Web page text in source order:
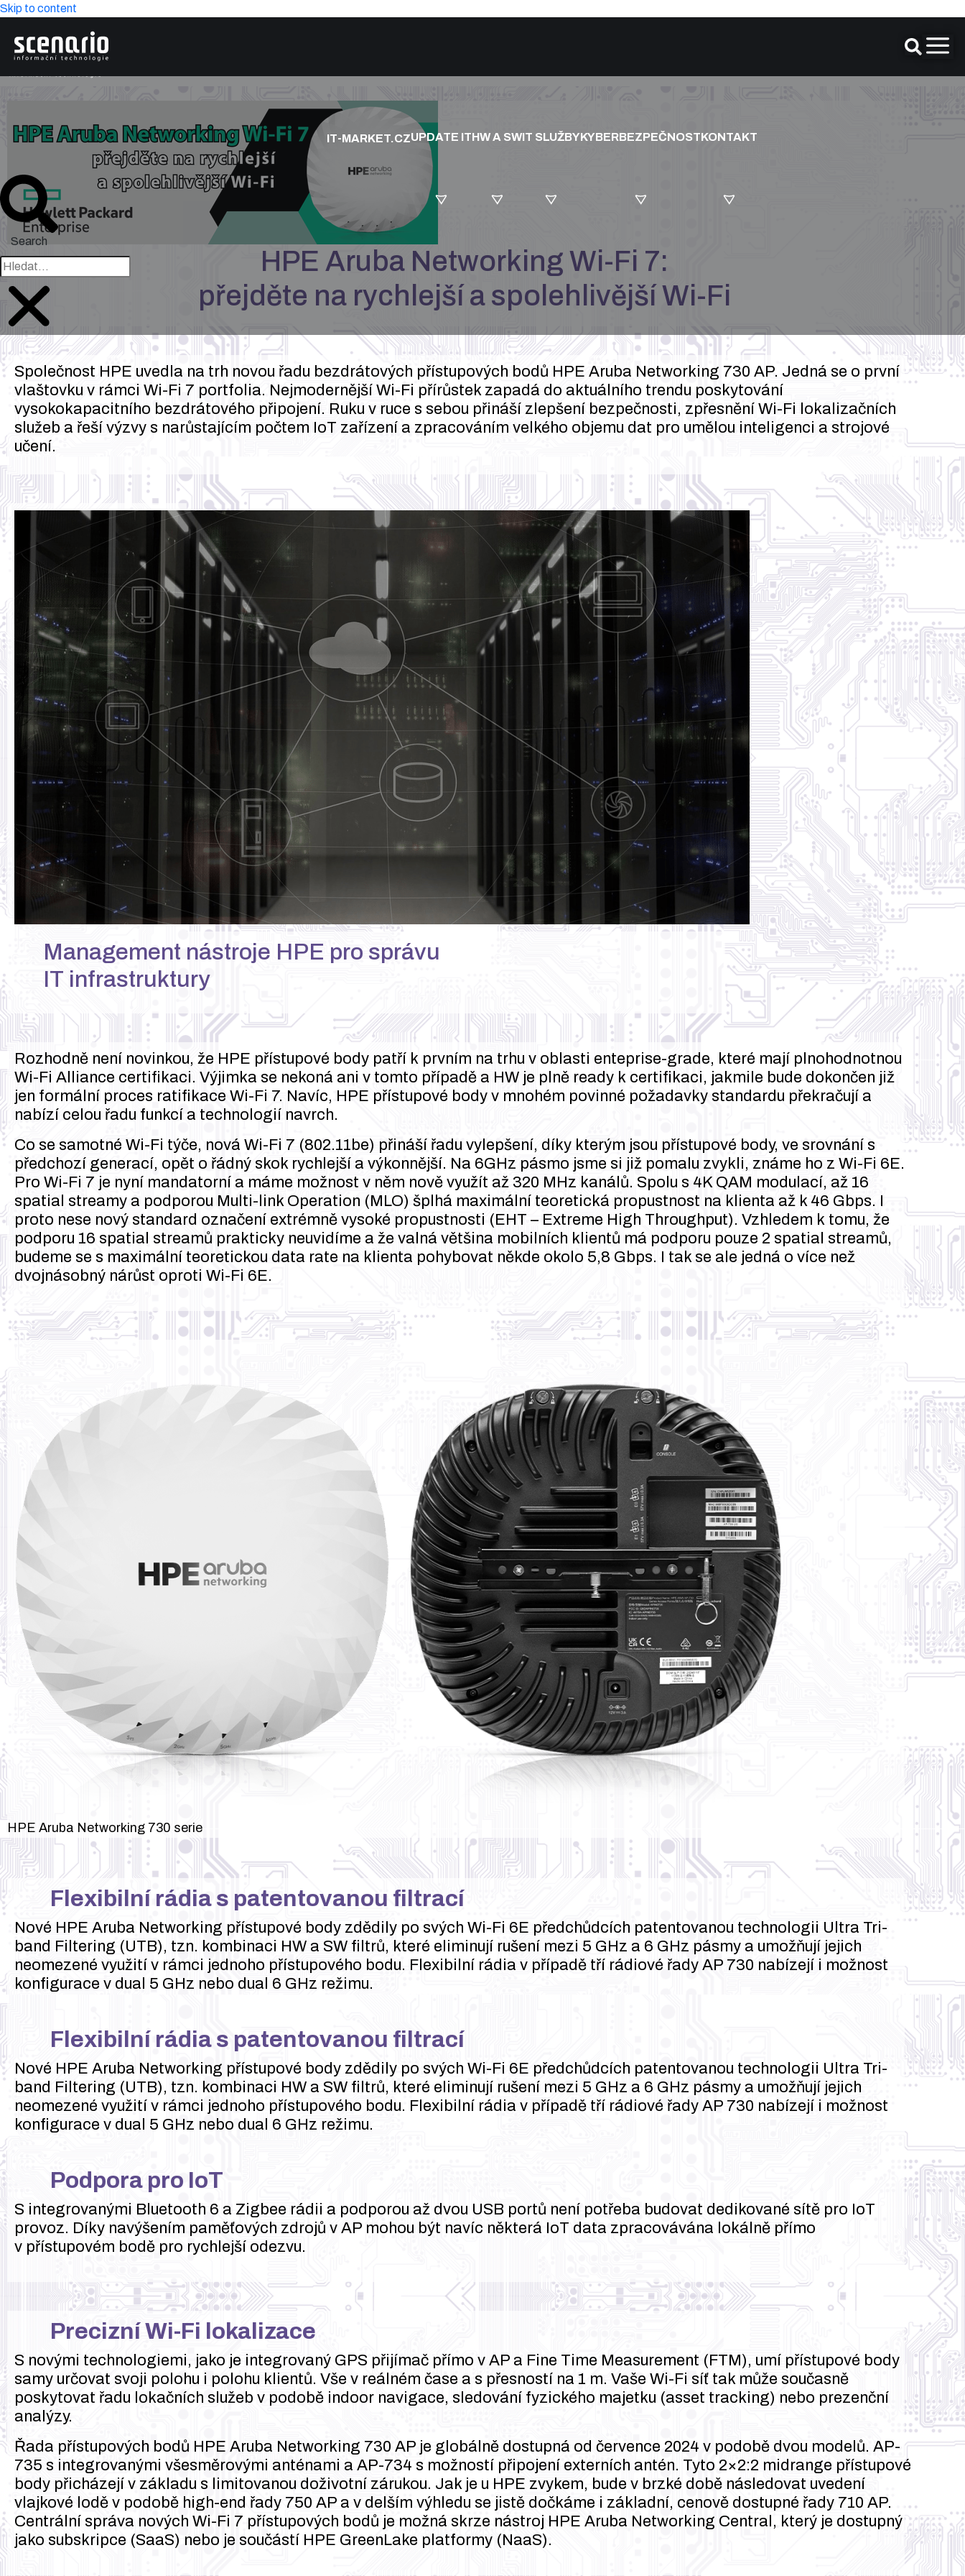
Skip to content
IT-MARKET.CZUPDATE ITHW A SWIT SLUŽBYKYBERBEZPEČNOSTKONTAKT
Search
HPE Aruba Networking Wi-Fi 7:
přejděte na rychlejší a spolehlivější Wi-Fi
Společnost HPE uvedla na trh novou řadu bezdrátových přístupových bodů HPE Aruba Networking 730 AP. Jedná se o první
vlaštovku v rámci Wi-Fi 7 portfolia. Nejmodernější Wi-Fi přírůstek zapadá do aktuálního trendu poskytování
vysokokapacitního bezdrátového připojení. Ruku v ruce s sebou přináší zlepšení bezpečnosti, zpřesnění Wi-Fi lokalizačních
služeb a řeší výzvy s narůstajícím počtem IoT zařízení a zpracováním velkého objemu dat pro umělou inteligenci a strojové
učení.
Management nástroje HPE pro správu
IT infrastruktury
Rozhodně není novinkou, že HPE přístupové body patří k prvním na trhu v oblasti enteprise-grade, které mají plnohodnotnou
Wi-Fi Alliance certifikaci. Výjimka se nekoná ani v tomto případě a HW je plně ready k certifikaci, jakmile bude dokončen již
jen formální proces ratifikace Wi-Fi 7. Navíc, HPE přístupové body v mnohém povinné požadavky standardu překračují a
nabízí celou řadu funkcí a technologií navrch.
Co se samotné Wi-Fi týče, nová Wi-Fi 7 (802.11be) přináší řadu vylepšení, díky kterým jsou přístupové body, ve srovnání s
předchozí generací, opět o řádný skok rychlejší a výkonnější. Na 6GHz pásmo jsme si již pomalu zvykli, známe ho z Wi-Fi 6E.
Pro Wi-Fi 7 je nyní mandatorní a máme možnost v něm nově využít až 320 MHz kanálů. Spolu s 4K QAM modulací, až 16
spatial streamy a podporou Multi-link Operation (MLO) šplhá maximální teoretická propustnost na klienta až k 46 Gbps. I
proto nese nový standard označení extrémně vysoké propustnosti (EHT – Extreme High Throughput). Vzhledem k tomu, že
podporu 16 spatial streamů prakticky neuvidíme a že valná většina mobilních klientů má podporu pouze 2 spatial streamů,
budeme se s maximální teoretickou data rate na klienta pohybovat někde okolo 5,8 Gbps. I tak se ale jedná o více než
dvojnásobný nárůst oproti Wi-Fi 6E.
HPE Aruba Networking 730 serie
Flexibilní rádia s patentovanou filtrací
Nové HPE Aruba Networking přístupové body zdědily po svých Wi-Fi 6E předchůdcích patentovanou technologii Ultra Tri-
band Filtering (UTB), tzn. kombinaci HW a SW filtrů, které eliminují rušení mezi 5 GHz a 6 GHz pásmy a umožňují jejich
neomezené využití v rámci jednoho přístupového bodu. Flexibilní rádia v případě tří rádiové řady AP 730 nabízejí i možnost
konfigurace v dual 5 GHz nebo dual 6 GHz režimu.
Flexibilní rádia s patentovanou filtrací
Nové HPE Aruba Networking přístupové body zdědily po svých Wi-Fi 6E předchůdcích patentovanou technologii Ultra Tri-
band Filtering (UTB), tzn. kombinaci HW a SW filtrů, které eliminují rušení mezi 5 GHz a 6 GHz pásmy a umožňují jejich
neomezené využití v rámci jednoho přístupového bodu. Flexibilní rádia v případě tří rádiové řady AP 730 nabízejí i možnost
konfigurace v dual 5 GHz nebo dual 6 GHz režimu.
Podpora pro IoT
S integrovanými Bluetooth 6 a Zigbee rádii a podporou až dvou USB portů není potřeba budovat dedikované sítě pro IoT
provoz. Díky navýšením paměťových zdrojů v AP mohou být navíc některá IoT data zpracovávána lokálně přímo
v přístupovém bodě pro rychlejší odezvu.
Precizní Wi-Fi lokalizace
S novými technologiemi, jako je integrovaný GPS přijímač přímo v AP a Fine Time Measurement (FTM), umí přístupové body
samy určovat svoji polohu i polohu klientů. Vše v reálném čase a s přesností na 1 m. Vaše Wi-Fi síť tak může současně
poskytovat řadu lokačních služeb v podobě indoor navigace, sledování fyzického majetku (asset tracking) nebo prezenční
analýzy.
Řada přístupových bodů HPE Aruba Networking 730 AP je globálně dostupná od července 2024 v podobě dvou modelů. AP-
735 s integrovanými všesměrovými anténami a AP-734 s možností připojení externích antén. Tyto 2×2:2 midrange přístupové
body přicházejí v základu s limitovanou doživotní zárukou. Jak je u HPE zvykem, bude v brzké době následovat uvedení
vlajkové lodě v podobě high-end řady 750 AP a v delším výhledu se jistě dočkáme i základní, cenově dostupné řady 710 AP.
Centrální správa nových Wi-Fi 7 přístupových bodů je možná skrze nástroj HPE Aruba Networking Central, který je dostupný
jako subskripce (SaaS) nebo je součástí HPE GreenLake platformy (NaaS).